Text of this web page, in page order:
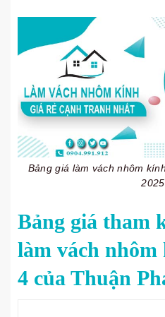
Bảng giá làm vách nhôm
2025
Bảng giá tham
làm vách
4 của Thuận